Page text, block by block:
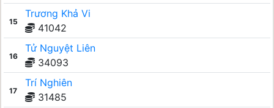
15
Trương Khả Vi
41042
16
Tử Nguyệt Liên
34093
17
Trí Nghiên
31485